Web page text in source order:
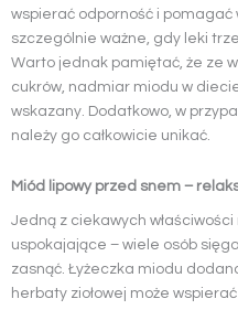
wspierać odporność i
szczególnie ważne, gdy leki
Warto jednak pamiętać, że ze
cukrów, nadmiar miodu w
wskazany. Dodatkowo, w
należy go całkowicie unikać.
Miód lipowy przed snem –
Jedną z ciekawych
uspokajające – wiele osób
zasnąć. Łyżeczka miodu
herbaty ziołowej może